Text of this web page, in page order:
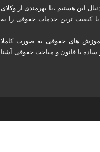
این هستیم ،با بهرمندی از وکلای
کیفیت ترین خدمات حقوقی را به
آموزش های حقوقی به صورت کاملا
ساده با قانون و مباحث حقوقی آشنا